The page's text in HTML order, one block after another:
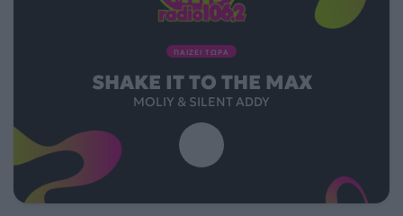
ΠΑΙΖΕΙ ΤΩΡΑ
SHAKE IT TO THE MAX
MOLIY & SILENT ADDY